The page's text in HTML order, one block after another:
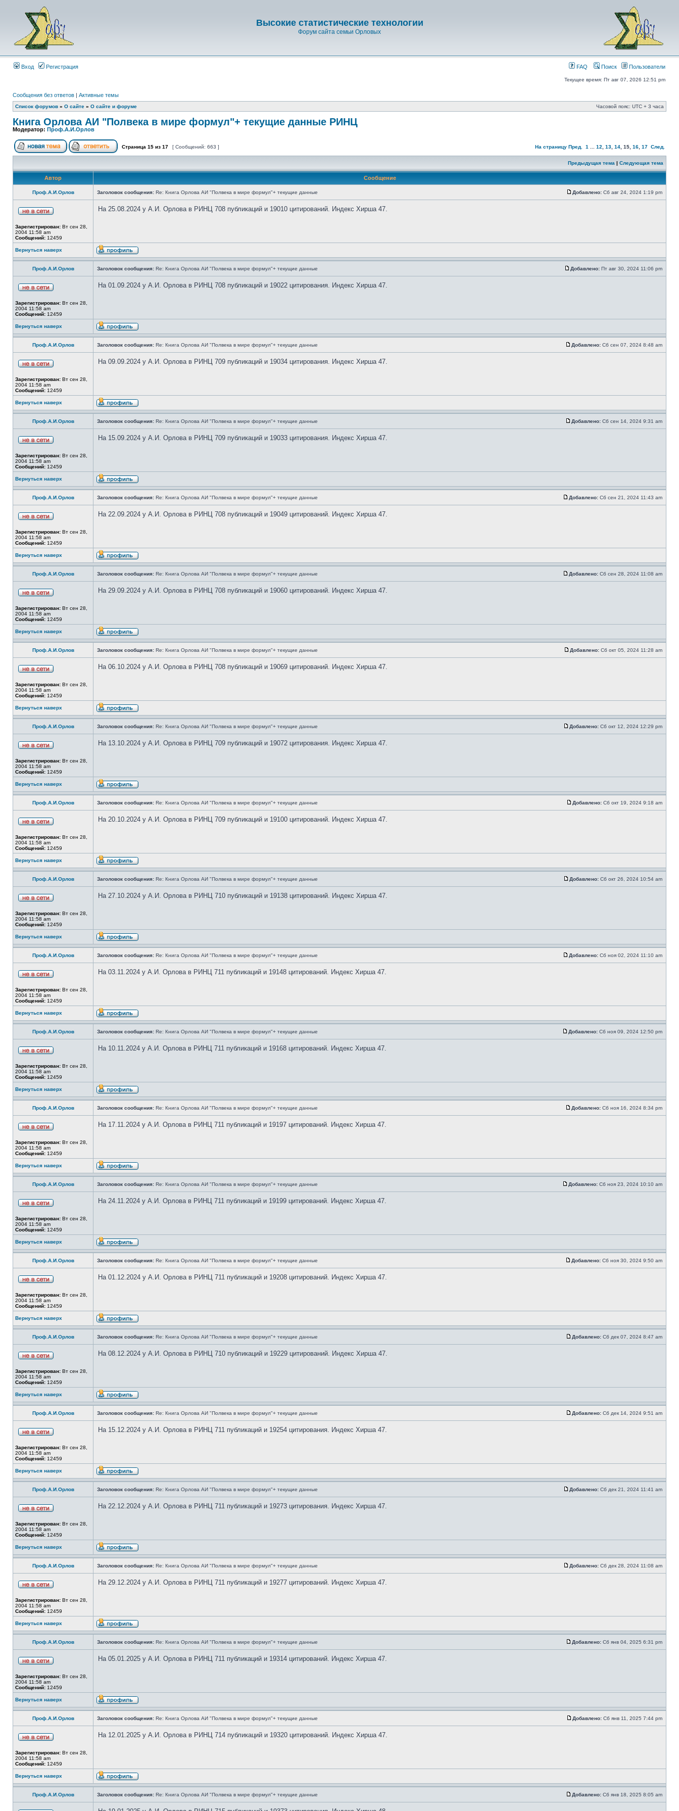
Высокие статистические технологии
Форум сайта семьи Орловых
Вход Регистрация FAQ Поиск Пользователи
Текущее время: Пт авг 07, 2026 12:51 pm
Сообщения без ответов | Активные темы
Список форумов » О сайте » О сайте и форуме Часовой пояс: UTC + 3 часа
Книга Орлова АИ "Полвека в мире формул"+ текущие данные РИНЦ
Модератор: Проф.А.И.Орлов
Страница 15 из 17 [ Сообщений: 663 ] На страницу Пред. 1 12 13 14 15 16 17 След.
Предыдущая тема | Следующая тема
Автор Сообщение
Проф.А.И.Орлов Заголовок сообщения: Re: Книга Орлова АИ "Полвека в мире формул"+ текущие данные Добавлено: Сб авг 24, 2024 1:19 pm
Зарегистрирован: Вт сен 28,
2004 11:58 am
Сообщений: 12459
На 25.08.2024 у А.И. Орлова в РИНЦ 708 публикаций и 19010 цитирований. Индекс Хирша 47.
Вернуться наверх
Проф.А.И.Орлов Заголовок сообщения: Re: Книга Орлова АИ "Полвека в мире формул"+ текущие данные Добавлено: Пт авг 30, 2024 11:06 pm
Зарегистрирован: Вт сен 28,
2004 11:58 am
Сообщений: 12459
На 01.09.2024 у А.И. Орлова в РИНЦ 708 публикаций и 19022 цитирования. Индекс Хирша 47.
Вернуться наверх
Проф.А.И.Орлов Заголовок сообщения: Re: Книга Орлова АИ "Полвека в мире формул"+ текущие данные Добавлено: Сб сен 07, 2024 8:48 am
Зарегистрирован: Вт сен 28,
2004 11:58 am
Сообщений: 12459
На 09.09.2024 у А.И. Орлова в РИНЦ 709 публикаций и 19034 цитирования. Индекс Хирша 47.
Вернуться наверх
Проф.А.И.Орлов Заголовок сообщения: Re: Книга Орлова АИ "Полвека в мире формул"+ текущие данные Добавлено: Сб сен 14, 2024 9:31 am
Зарегистрирован: Вт сен 28,
2004 11:58 am
Сообщений: 12459
На 15.09.2024 у А.И. Орлова в РИНЦ 709 публикаций и 19033 цитирования. Индекс Хирша 47.
Вернуться наверх
Проф.А.И.Орлов Заголовок сообщения: Re: Книга Орлова АИ "Полвека в мире формул"+ текущие данные Добавлено: Сб сен 21, 2024 11:43 am
Зарегистрирован: Вт сен 28,
2004 11:58 am
Сообщений: 12459
На 22.09.2024 у А.И. Орлова в РИНЦ 708 публикаций и 19049 цитирований. Индекс Хирша 47.
Вернуться наверх
Проф.А.И.Орлов Заголовок сообщения: Re: Книга Орлова АИ "Полвека в мире формул"+ текущие данные Добавлено: Сб сен 28, 2024 11:08 am
Зарегистрирован: Вт сен 28,
2004 11:58 am
Сообщений: 12459
На 29.09.2024 у А.И. Орлова в РИНЦ 708 публикаций и 19060 цитирований. Индекс Хирша 47.
Вернуться наверх
Проф.А.И.Орлов Заголовок сообщения: Re: Книга Орлова АИ "Полвека в мире формул"+ текущие данные Добавлено: Сб окт 05, 2024 11:28 am
Зарегистрирован: Вт сен 28,
2004 11:58 am
Сообщений: 12459
На 06.10.2024 у А.И. Орлова в РИНЦ 708 публикаций и 19069 цитирований. Индекс Хирша 47.
Вернуться наверх
Проф.А.И.Орлов Заголовок сообщения: Re: Книга Орлова АИ "Полвека в мире формул"+ текущие данные Добавлено: Сб окт 12, 2024 12:29 pm
Зарегистрирован: Вт сен 28,
2004 11:58 am
Сообщений: 12459
На 13.10.2024 у А.И. Орлова в РИНЦ 709 публикаций и 19072 цитирования. Индекс Хирша 47.
Вернуться наверх
Проф.А.И.Орлов Заголовок сообщения: Re: Книга Орлова АИ "Полвека в мире формул"+ текущие данные Добавлено: Сб окт 19, 2024 9:18 am
Зарегистрирован: Вт сен 28,
2004 11:58 am
Сообщений: 12459
На 20.10.2024 у А.И. Орлова в РИНЦ 709 публикаций и 19100 цитирований. Индекс Хирша 47.
Вернуться наверх
Проф.А.И.Орлов Заголовок сообщения: Re: Книга Орлова АИ "Полвека в мире формул"+ текущие данные Добавлено: Сб окт 26, 2024 10:54 am
Зарегистрирован: Вт сен 28,
2004 11:58 am
Сообщений: 12459
На 27.10.2024 у А.И. Орлова в РИНЦ 710 публикаций и 19138 цитирований. Индекс Хирша 47.
Вернуться наверх
Проф.А.И.Орлов Заголовок сообщения: Re: Книга Орлова АИ "Полвека в мире формул"+ текущие данные Добавлено: Сб ноя 02, 2024 11:10 am
Зарегистрирован: Вт сен 28,
2004 11:58 am
Сообщений: 12459
На 03.11.2024 у А.И. Орлова в РИНЦ 711 публикаций и 19148 цитирований. Индекс Хирша 47.
Вернуться наверх
Проф.А.И.Орлов Заголовок сообщения: Re: Книга Орлова АИ "Полвека в мире формул"+ текущие данные Добавлено: Сб ноя 09, 2024 12:50 pm
Зарегистрирован: Вт сен 28,
2004 11:58 am
Сообщений: 12459
На 10.11.2024 у А.И. Орлова в РИНЦ 711 публикаций и 19168 цитирований. Индекс Хирша 47.
Вернуться наверх
Проф.А.И.Орлов Заголовок сообщения: Re: Книга Орлова АИ "Полвека в мире формул"+ текущие данные Добавлено: Сб ноя 16, 2024 8:34 pm
Зарегистрирован: Вт сен 28,
2004 11:58 am
Сообщений: 12459
На 17.11.2024 у А.И. Орлова в РИНЦ 711 публикаций и 19197 цитирований. Индекс Хирша 47.
Вернуться наверх
Проф.А.И.Орлов Заголовок сообщения: Re: Книга Орлова АИ "Полвека в мире формул"+ текущие данные Добавлено: Сб ноя 23, 2024 10:10 am
Зарегистрирован: Вт сен 28,
2004 11:58 am
Сообщений: 12459
На 24.11.2024 у А.И. Орлова в РИНЦ 711 публикаций и 19199 цитирований. Индекс Хирша 47.
Вернуться наверх
Проф.А.И.Орлов Заголовок сообщения: Re: Книга Орлова АИ "Полвека в мире формул"+ текущие данные Добавлено: Сб ноя 30, 2024 9:50 am
Зарегистрирован: Вт сен 28,
2004 11:58 am
Сообщений: 12459
На 01.12.2024 у А.И. Орлова в РИНЦ 711 публикаций и 19208 цитирований. Индекс Хирша 47.
Вернуться наверх
Проф.А.И.Орлов Заголовок сообщения: Re: Книга Орлова АИ "Полвека в мире формул"+ текущие данные Добавлено: Сб дек 07, 2024 8:47 am
Зарегистрирован: Вт сен 28,
2004 11:58 am
Сообщений: 12459
На 08.12.2024 у А.И. Орлова в РИНЦ 710 публикаций и 19229 цитирований. Индекс Хирша 47.
Вернуться наверх
Проф.А.И.Орлов Заголовок сообщения: Re: Книга Орлова АИ "Полвека в мире формул"+ текущие данные Добавлено: Сб дек 14, 2024 9:51 am
Зарегистрирован: Вт сен 28,
2004 11:58 am
Сообщений: 12459
На 15.12.2024 у А.И. Орлова в РИНЦ 711 публикаций и 19254 цитирования. Индекс Хирша 47.
Вернуться наверх
Проф.А.И.Орлов Заголовок сообщения: Re: Книга Орлова АИ "Полвека в мире формул"+ текущие данные Добавлено: Сб дек 21, 2024 11:41 am
Зарегистрирован: Вт сен 28,
2004 11:58 am
Сообщений: 12459
На 22.12.2024 у А.И. Орлова в РИНЦ 711 публикаций и 19273 цитирования. Индекс Хирша 47.
Вернуться наверх
Проф.А.И.Орлов Заголовок сообщения: Re: Книга Орлова АИ "Полвека в мире формул"+ текущие данные Добавлено: Сб дек 28, 2024 11:08 am
Зарегистрирован: Вт сен 28,
2004 11:58 am
Сообщений: 12459
На 29.12.2024 у А.И. Орлова в РИНЦ 711 публикаций и 19277 цитирований. Индекс Хирша 47.
Вернуться наверх
Проф.А.И.Орлов Заголовок сообщения: Re: Книга Орлова АИ "Полвека в мире формул"+ текущие данные Добавлено: Сб янв 04, 2025 6:31 pm
Зарегистрирован: Вт сен 28,
2004 11:58 am
Сообщений: 12459
На 05.01.2025 у А.И. Орлова в РИНЦ 711 публикаций и 19314 цитирований. Индекс Хирша 47.
Вернуться наверх
Проф.А.И.Орлов Заголовок сообщения: Re: Книга Орлова АИ "Полвека в мире формул"+ текущие данные Добавлено: Сб янв 11, 2025 7:44 pm
Зарегистрирован: Вт сен 28,
2004 11:58 am
Сообщений: 12459
На 12.01.2025 у А.И. Орлова в РИНЦ 714 публикаций и 19320 цитирований. Индекс Хирша 47.
Вернуться наверх
Проф.А.И.Орлов Заголовок сообщения: Re: Книга Орлова АИ "Полвека в мире формул"+ текущие данные Добавлено: Сб янв 18, 2025 8:05 am